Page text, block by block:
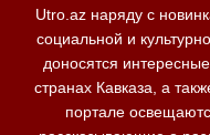
Utro.az наряду с
социальной и
доносятся
странах Кавказа, а
портале